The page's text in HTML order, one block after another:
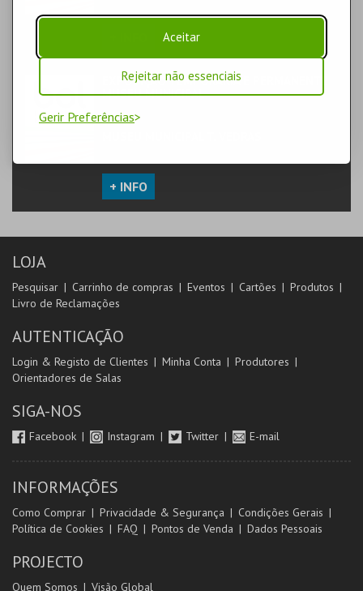
Aceitar
Rejeitar não essenciais
Gerir Preferências
EXPOSIÇÃO TEMPORARIA E PERMANENTE
MUSEU MUNICIPAL
+ INFO
LOJA
Pesquisar Carrinho de compras Eventos Cartões
Produtos
Livro de Reclamações
AUTENTICAÇÃO
Login & Registo de Clientes Minha Conta
Produtores
Orientadores de Salas
SIGA-NOS
Facebook Instagram Twitter E-mail
INFORMAÇÕES
Como Comprar Privacidade & Segurança
Condições Gerais
Política de Cookies
FAQ Pontos de Venda Dados Pessoais
PROJECTO
Quem Somos Visão Global